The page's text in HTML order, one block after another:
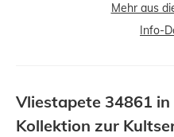
Mehr aus
Info-
Vliestapete 34861
Kollektion zur